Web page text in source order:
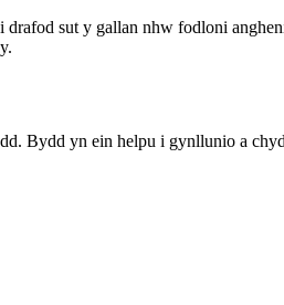
sut y gallan nhw fodloni
Bydd yn ein helpu i gynllunio a